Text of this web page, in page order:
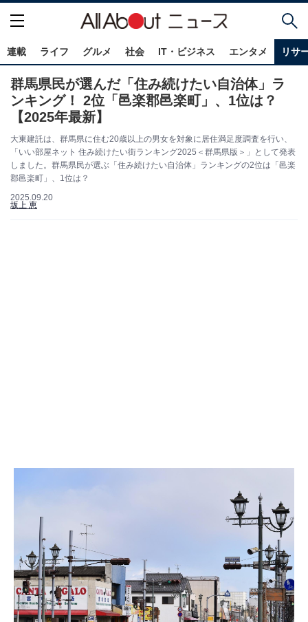
連載 ライフ グルメ 社会 IT・ビジネス エンタメ リサ
群馬県民が選んだ「住み続けたい自治体」ラ
ンキング！ 2位「邑楽郡邑楽町」、1位は？
【2025年最新】
大東建託は、群馬県に住む20歳以上の男女を対象に居住満足度調査を行い、
「いい部屋ネット 住み続けたい街ランキング2025＜群馬県版＞」として発表
しました。群馬県民が選ぶ「住み続けたい自治体」ランキングの2位は「邑楽
郡邑楽町」、1位は？
2025.09.20
坂上 恵